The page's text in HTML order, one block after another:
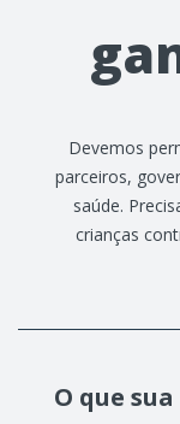
Devemos
parceiros,
saúde.
crianças
O que